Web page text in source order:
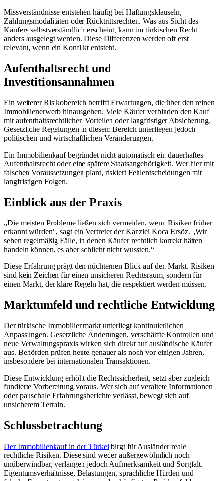
Missverständnisse entstehen häufig bei Haftungsklauseln,
Zahlungsmodalitäten oder Rücktrittsrechten. Was aus Sicht des
Käufers selbstverständlich erscheint, kann im türkischen Recht
anders ausgelegt werden. Diese Differenzen werden oft erst
relevant, wenn ein Konflikt entsteht.
Aufenthaltsrecht und
Investitionsannahmen
Ein weiterer Risikobereich betrifft Erwartungen, die über den reinen
Immobilienerwerb hinausgehen. Viele Käufer verbinden den Kauf
mit aufenthaltsrechtlichen Vorteilen oder langfristiger Absicherung.
Gesetzliche Regelungen in diesem Bereich unterliegen jedoch
politischen und wirtschaftlichen Veränderungen.
Ein Immobilienkauf begründet nicht automatisch ein dauerhaftes
Aufenthaltsrecht oder eine spätere Staatsangehörigkeit. Wer hier mit
falschen Voraussetzungen plant, riskiert Fehlentscheidungen mit
langfristigen Folgen.
Einblick aus der Praxis
„Die meisten Probleme ließen sich vermeiden, wenn Risiken früher
erkannt würden“, sagt ein Vertreter der Kanzlei Koca Ersöz. „Wir
sehen regelmäßig Fälle, in denen Käufer rechtlich korrekt hätten
handeln können, es aber schlicht nicht wussten.“
Diese Erfahrung prägt den nüchternen Blick auf den Markt. Risiken
sind kein Zeichen für einen unsicheren Rechtsraum, sondern für
einen Markt, der klare Regeln hat, die respektiert werden müssen.
Marktumfeld und rechtliche Entwicklung
Der türkische Immobilienmarkt unterliegt kontinuierlichen
Anpassungen. Gesetzliche Änderungen, verschärfte Kontrollen und
neue Verwaltungspraxis wirken sich direkt auf ausländische Käufer
aus. Behörden prüfen heute genauer als noch vor einigen Jahren,
insbesondere bei internationalen Transaktionen.
Diese Entwicklung erhöht die Rechtssicherheit, setzt aber zugleich
fundierte Vorbereitung voraus. Wer sich auf veraltete Informationen
oder pauschale Erfahrungsberichte verlässt, bewegt sich auf
unsicherem Terrain.
Schlussbetrachtung
Der Immobilienkauf in der Türkei birgt für Ausländer reale
rechtliche Risiken. Diese sind weder außergewöhnlich noch
unüberwindbar, verlangen jedoch Aufmerksamkeit und Sorgfalt.
Eigentumsverhältnisse, Belastungen, sprachliche Hürden und